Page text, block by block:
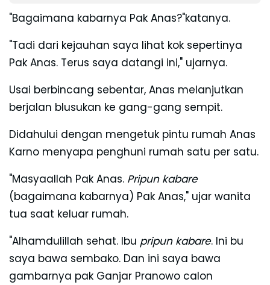
"Bagaimana kabarnya Pak Anas?"katanya.
"Tadi dari kejauhan saya lihat kok sepertinya
Pak Anas. Terus saya datangi ini," ujarnya.
Usai berbincang sebentar, Anas melanjutkan
berjalan blusukan ke gang-gang sempit.
Didahului dengan mengetuk pintu rumah Anas
Karno menyapa penghuni rumah satu per satu.
"Masyaallah Pak Anas. Pripun kabare
(bagaimana kabarnya) Pak Anas," ujar wanita
tua saat keluar rumah.
"Alhamdulillah sehat. Ibu pripun kabare. Ini bu
saya bawa sembako. Dan ini saya bawa
gambarnya pak Ganjar Pranowo calon